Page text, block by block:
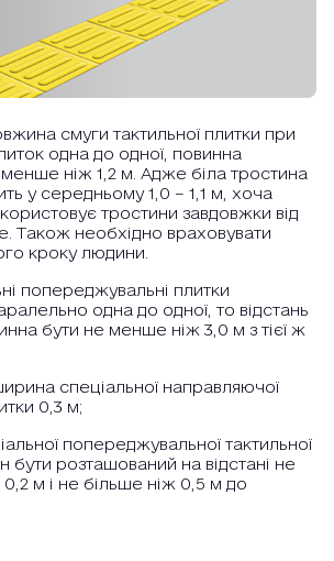
смуги тактильної плитки при
одна до одної, повинна
ніж 1,2 м. Адже біла тростина
у середньому 1,0 – 1,1 м, хоча
тростини завдовжки від
Також необхідно враховувати
кроку людини.
попереджувальні плитки
одна до одної, то відстань
бути не менше ніж 3,0 м з тієї ж
спеціальної направляючої
0,3 м;
попереджувальної тактильної
бути розташований на відстані не
м і не більше ніж 0,5 м до